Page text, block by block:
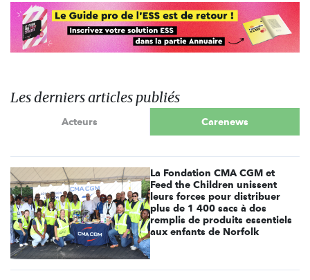
Les derniers articles publiés
Acteurs Carenews
La Fondation CMA CGM et
Feed the Children unissent
leurs forces pour distribuer
plus de 1 400 sacs à dos
remplis de produits essentiels
aux enfants de Norfolk